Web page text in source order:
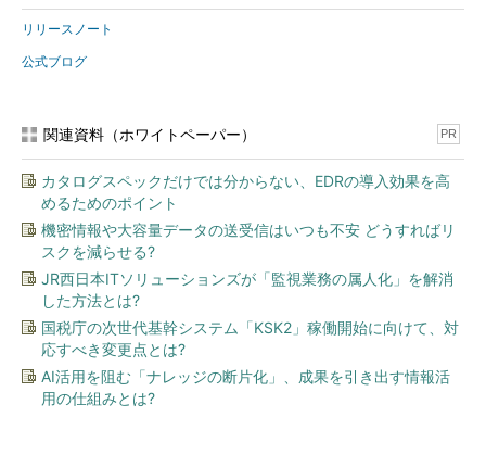
リリースノート
公式ブログ
関連資料（ホワイトペーパー） PR
カタログスペックだけでは分からない、EDRの導入効果を高
めるためのポイント
機密情報や大容量データの送受信はいつも不安 どうすればリ
スクを減らせる?
JR西日本ITソリューションズが「監視業務の属人化」を解消
した方法とは?
国税庁の次世代基幹システム「KSK2」稼働開始に向けて、対
応すべき変更点とは?
AI活用を阻む「ナレッジの断片化」、成果を引き出す情報活
用の仕組みとは?